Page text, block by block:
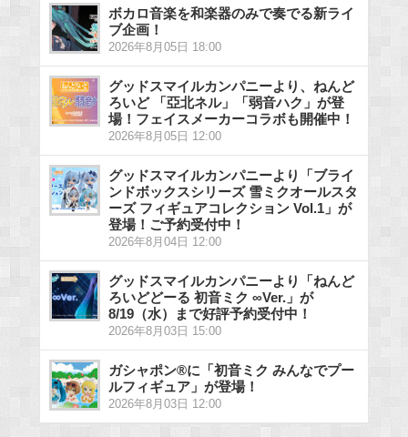
ボカロ音楽を和楽器のみで奏でる新ライ
ブ企画！
2026年8月05日 18:00
グッドスマイルカンパニーより、ねんど
ろいど 「亞北ネル」「弱音ハク」が登
場！フェイスメーカーコラボも開催中！
2026年8月05日 12:00
グッドスマイルカンパニーより「ブライ
ンドボックスシリーズ 雪ミクオールスタ
ーズ フィギュアコレクション Vol.1」が
登場！ご予約受付中！
2026年8月04日 12:00
グッドスマイルカンパニーより「ねんど
ろいどどーる 初音ミク ∞Ver.」が
8/19（水）まで好評予約受付中！
2026年8月03日 15:00
ガシャポン®に「初音ミク みんなでプー
ルフィギュア」が登場！
2026年8月03日 12:00